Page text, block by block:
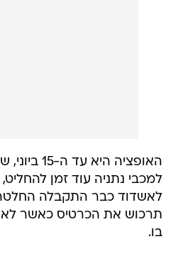
האופציה
למכבי נתניה עוד זמן
לאשדוד כבר התקבלה החלטה
תרכוש את הכרטיס כאשר
בו.